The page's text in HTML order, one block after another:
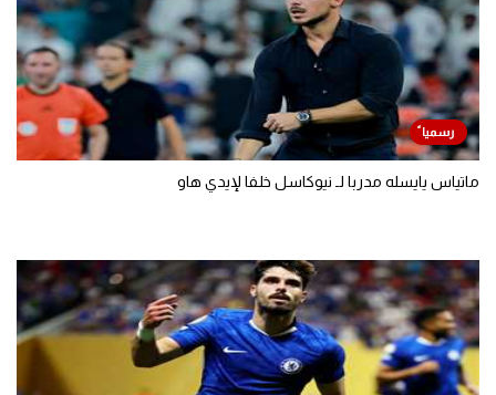
ماتياس يايسله مدربا لـ نيوكاسل خلفا لإيدي هاو